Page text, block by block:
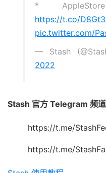
*
https://t.co/
pic.twitter.com/
— Stash
2022
Stash 官方 Telegram 频道
https://t.me/
https://t.me/